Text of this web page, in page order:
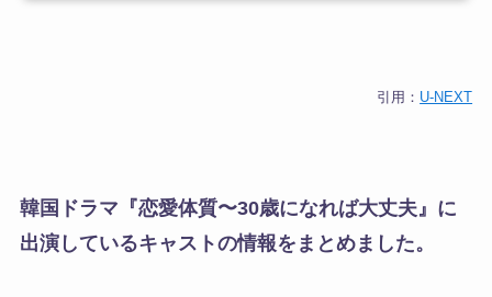
引用： U-NEXT
韓国ドラマ『恋愛体質〜30歳になれば大丈夫』に
出演しているキャストの情報をまとめました。